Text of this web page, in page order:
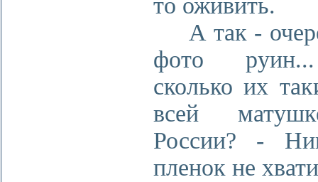
то оживить.
А так -
фото
сколько их
всей
России? -
пленок не